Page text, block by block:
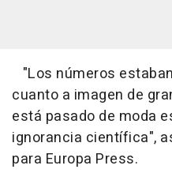
"Los números
cuanto a imagen de
está pasado de moda
ignorancia científica",
para Europa Press.